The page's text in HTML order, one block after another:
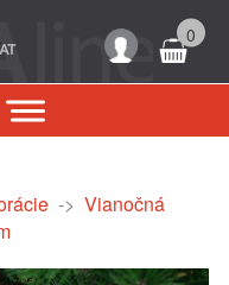
0
-> Vianočná